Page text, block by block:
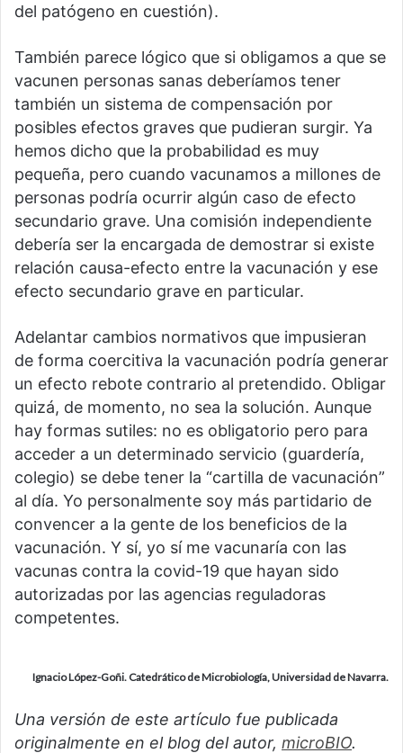
del patógeno en cuestión).
También parece lógico que si obligamos a que se
vacunen personas sanas deberíamos tener
también un sistema de compensación por
posibles efectos graves que pudieran surgir. Ya
hemos dicho que la probabilidad es muy
pequeña, pero cuando vacunamos a millones de
personas podría ocurrir algún caso de efecto
secundario grave. Una comisión independiente
debería ser la encargada de demostrar si existe
relación causa-efecto entre la vacunación y ese
efecto secundario grave en particular.
Adelantar cambios normativos que impusieran
de forma coercitiva la vacunación podría generar
un efecto rebote contrario al pretendido. Obligar
quizá, de momento, no sea la solución. Aunque
hay formas sutiles: no es obligatorio pero para
acceder a un determinado servicio (guardería,
colegio) se debe tener la “cartilla de vacunación”
al día. Yo personalmente soy más partidario de
convencer a la gente de los beneficios de la
vacunación. Y sí, yo sí me vacunaría con las
vacunas contra la covid-19 que hayan sido
autorizadas por las agencias reguladoras
competentes.
Ignacio López-Goñi. Catedrático de Microbiología, Universidad de Navarra.
Una versión de este artículo fue publicada
originalmente en el blog del autor, microBIO.